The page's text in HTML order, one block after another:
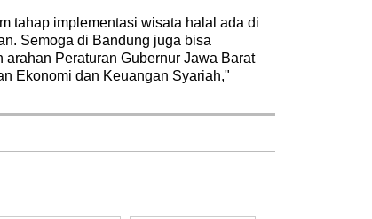
tahap implementasi wisata halal ada di
Semoga di Bandung juga bisa
Peraturan Gubernur Jawa Barat
Ekonomi dan Keuangan Syariah,"